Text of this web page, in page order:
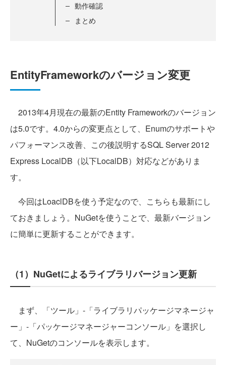
動作確認
まとめ
EntityFrameworkのバージョン変更
2013年4月現在の最新のEntity Frameworkのバージョン
は5.0です。4.0からの変更点として、Enumのサポートや
パフォーマンス改善、この後説明するSQL Server 2012
Express LocalDB（以下LocalDB）対応などがありま
す。
今回はLoaclDBを使う予定なので、こちらも最新にし
ておきましょう。NuGetを使うことで、最新バージョン
に簡単に更新することができます。
（1）NuGetによるライブラリバージョン更新
まず、「ツール」-「ライブラリパッケージマネージャ
ー」-「パッケージマネージャーコンソール」を選択し
て、NuGetのコンソールを表示します。